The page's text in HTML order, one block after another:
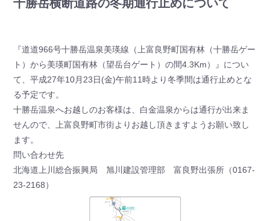
十勝岳横断道路の冬期通行止めについて
『道道966号十勝岳温泉美瑛線（上富良野町国有林（十勝岳ゲー
ト）から美瑛町国有林（望岳台ゲート）の間4.3Km）』につい
て、平成27年10月23日(金)午前11時より冬季間は通行止めとな
る予定です。
十勝岳温泉へお越しのお客様は、白金温泉からは通行が出来ま
せんので、上富良野町市街よりお越し頂きますようお願い致し
ます。
問い合わせ先
北海道上川総合振興局 旭川建設管理部 富良野出張所（0167-
23-2168）